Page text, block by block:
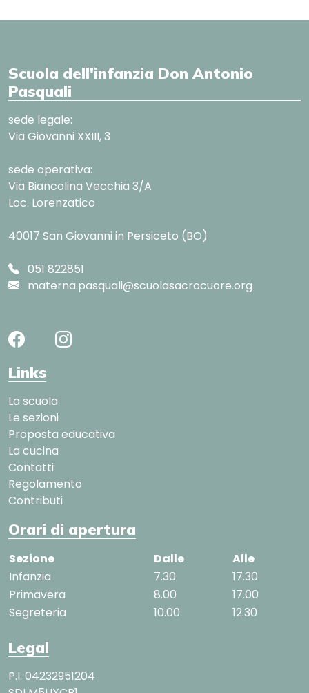
Scuola dell'infanzia Don Antonio
Pasquali
sede legale:
Via Giovanni XXIII, 3
sede operativa:
Via Biancolina Vecchia 3/A
Loc. Lorenzatico
40017 San Giovanni in Persiceto (BO)
051 822851
materna.pasquali@scuolasacrocuore.org
Links
La scuola
Le sezioni
Proposta educativa
La cucina
Contatti
Regolamento
Contributi
Orari di apertura
Sezione Dalle
Alle
Infanzia
7.30
17.30
Primavera
8.00
17.00
Segreteria
10.00 12.30
Legal
P.I. 04232951204